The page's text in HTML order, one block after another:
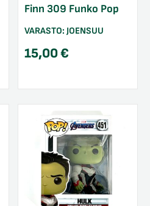
Finn 309 Funko Pop
VARASTO: JOENSUU
15,00€